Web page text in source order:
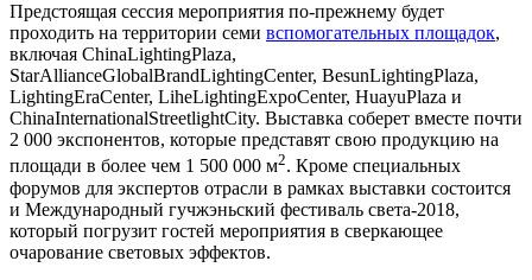
Предстоящая сессия мероприятия по-прежнему будет
проходить на территории семи вспомогательных площадок,
включая ChinaLightingPlaza,
StarAllianceGlobalBrandLightingCenter, BesunLightingPlaza,
LightingEraCenter, LiheLightingExpoCenter, HuayuPlaza и
ChinaInternationalStreetlightCity. Выставка соберет вместе почти
2 000 экспонентов, которые представят свою продукцию на
площади в более чем 1 500 000 м2. Кроме специальных
форумов для экспертов отрасли в рамках выставки состоится
и Международный гучжэньский фестиваль света-2018,
который погрузит гостей мероприятия в сверкающее
очарование световых эффектов.